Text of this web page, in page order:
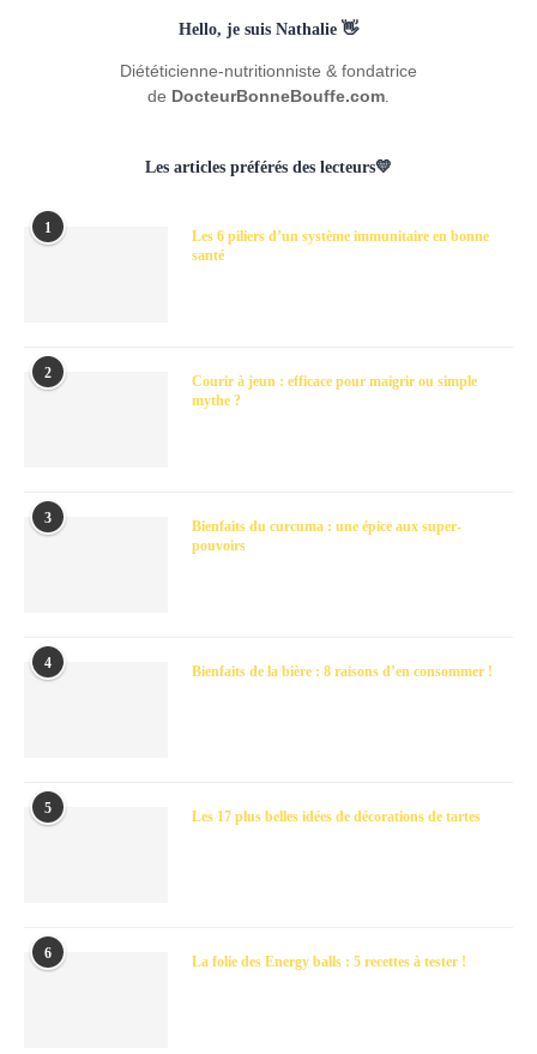
Hello, je suis Nathalie 👋
Diététicienne-nutritionniste & fondatrice
de DocteurBonneBouffe.com
Les articles préférés des lecteurs💛
1
Les 6 piliers d’un système immunitaire en bonne
santé
2
Courir à jeun : efficace pour maigrir ou simple
mythe ?
3
Bienfaits du curcuma : une épice aux super-
pouvoirs
4 Bienfaits de la bière : 8 raisons d’en consommer !
5 Les 17 plus belles idées de décorations de tartes
6 La folie des Energy balls : 5 recettes à tester !